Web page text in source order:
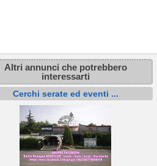
Altri annunci che potrebbero
interessarti
Cerchi serate ed eventi ...